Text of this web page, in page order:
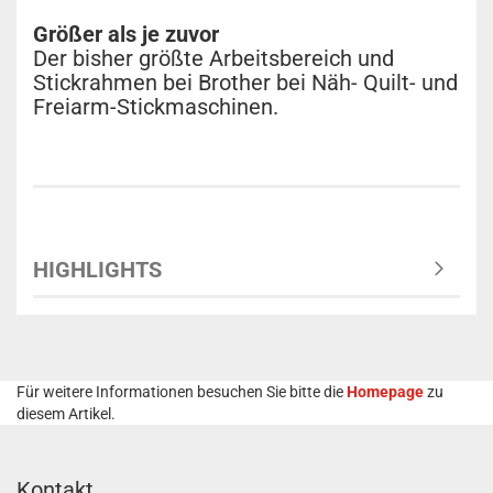
Größer als je zuvor
Der bisher größte Arbeitsbereich und
Stickrahmen bei Brother bei Näh- Quilt- und
Freiarm-Stickmaschinen.
HIGHLIGHTS
Für weitere Informationen besuchen Sie bitte dieHomepagezu
diesem Artikel.